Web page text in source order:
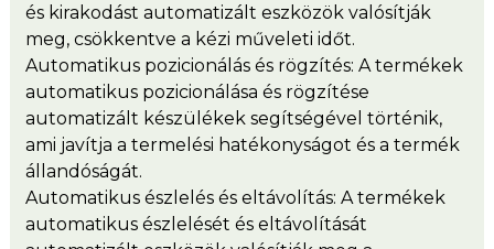
és kirakodást automatizált eszközök valósítják
meg, csökkentve a kézi műveleti időt.
Automatikus pozicionálás és rögzítés: A termékek
automatikus pozicionálása és rögzítése
automatizált készülékek segítségével történik,
ami javítja a termelési hatékonyságot és a termék
állandóságát.
Automatikus észlelés és eltávolítás: A termékek
automatikus észlelését és eltávolítását